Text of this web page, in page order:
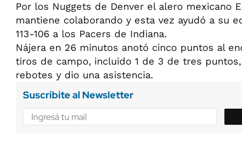
Por los Nuggets de Denver el alero mexicano
mantiene colaborando y esta vez ayudó a su
113-106 a los Pacers de Indiana.
Nájera en 26 minutos anotó cinco puntos al
tiros de campo, incluido 1 de 3 de tres
rebotes y dio una asistencia.
Suscribite al Newsletter